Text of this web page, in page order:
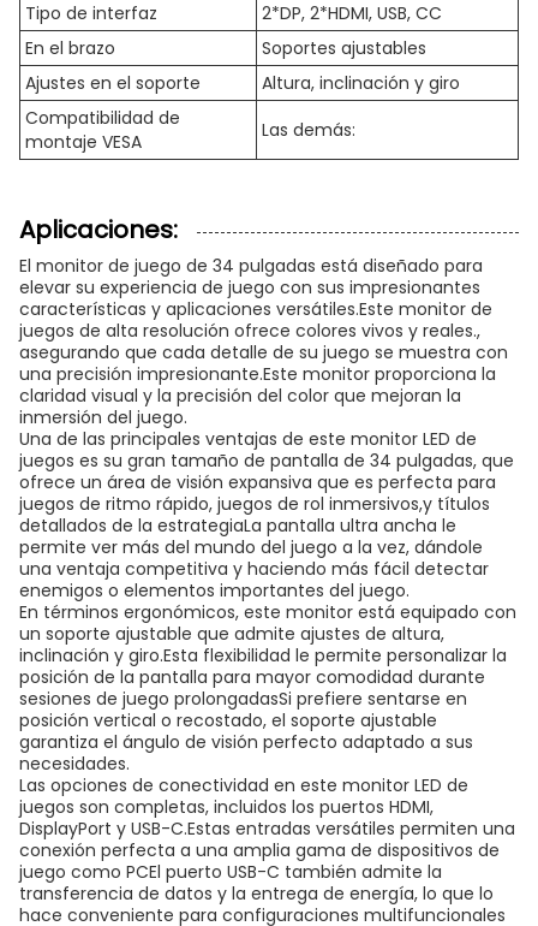
Tipo de interfaz
2*DP, 2*HDMI, USB, CC
En el brazo
Soportes ajustables
Ajustes en el soporte
Altura, inclinación y giro
Compatibilidad de
montaje VESA
Las demás:
Aplicaciones:
El monitor de juego de 34 pulgadas está diseñado para
elevar su experiencia de juego con sus impresionantes
características y aplicaciones versátiles.Este monitor de
juegos de alta resolución ofrece colores vivos y reales.,
asegurando que cada detalle de su juego se muestra con
una precisión impresionante.Este monitor proporciona la
claridad visual y la precisión del color que mejoran la
inmersión del juego.
Una de las principales ventajas de este monitor LED de
juegos es su gran tamaño de pantalla de 34 pulgadas, que
ofrece un área de visión expansiva que es perfecta para
juegos de ritmo rápido, juegos de rol inmersivos,y títulos
detallados de la estrategiaLa pantalla ultra ancha le
permite ver más del mundo del juego a la vez, dándole
una ventaja competitiva y haciendo más fácil detectar
enemigos o elementos importantes del juego.
En términos ergonómicos, este monitor está equipado con
un soporte ajustable que admite ajustes de altura,
inclinación y giro.Esta flexibilidad le permite personalizar la
posición de la pantalla para mayor comodidad durante
sesiones de juego prolongadasSi prefiere sentarse en
posición vertical o recostado, el soporte ajustable
garantiza el ángulo de visión perfecto adaptado a sus
necesidades.
Las opciones de conectividad en este monitor LED de
juegos son completas, incluidos los puertos HDMI,
DisplayPort y USB-C.Estas entradas versátiles permiten una
conexión perfecta a una amplia gama de dispositivos de
juego como PCEl puerto USB-C también admite la
transferencia de datos y la entrega de energía, lo que lo
hace conveniente para configuraciones multifuncionales